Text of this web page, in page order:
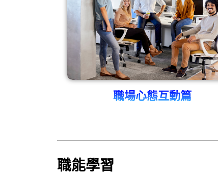
職場心態互動篇
職能學習